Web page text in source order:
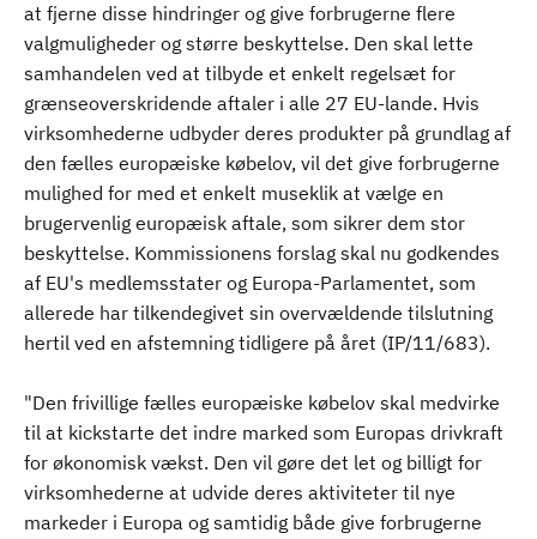
at fjerne disse hindringer og give forbrugerne flere
valgmuligheder og større beskyttelse. Den skal lette
samhandelen ved at tilbyde et enkelt regelsæt for
grænseoverskridende aftaler i alle 27 EU-lande. Hvis
virksomhederne udbyder deres produkter på grundlag af
den fælles europæiske købelov, vil det give forbrugerne
mulighed for med et enkelt museklik at vælge en
brugervenlig europæisk aftale, som sikrer dem stor
beskyttelse. Kommissionens forslag skal nu godkendes
af EU's medlemsstater og Europa-Parlamentet, som
allerede har tilkendegivet sin overvældende tilslutning
hertil ved en afstemning tidligere på året (IP/11/683).
"Den frivillige fælles europæiske købelov skal medvirke
til at kickstarte det indre marked som Europas drivkraft
for økonomisk vækst. Den vil gøre det let og billigt for
virksomhederne at udvide deres aktiviteter til nye
markeder i Europa og samtidig både give forbrugerne